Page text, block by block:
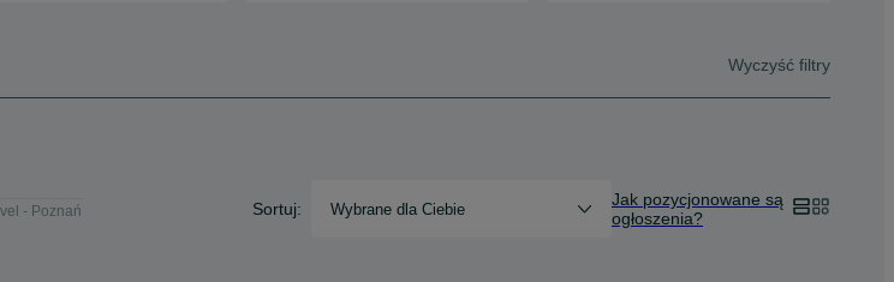
Wyczyść filtry
- Poznań Sortuj: Wybrane dla Ciebie
Jak pozycjonowane są
ogłoszenia?